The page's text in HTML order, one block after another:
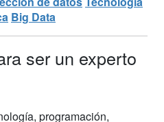
Big Data
ser un experto
programación,